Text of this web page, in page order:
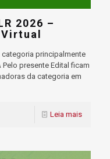
2026 –
principalmente
Pelo presente Edital ficam
da categoria em
Leia mais